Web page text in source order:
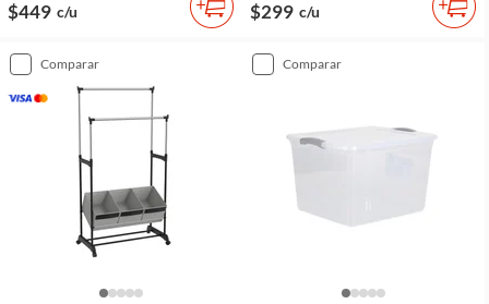
$449 c/u $299 c/u
comparar comparar